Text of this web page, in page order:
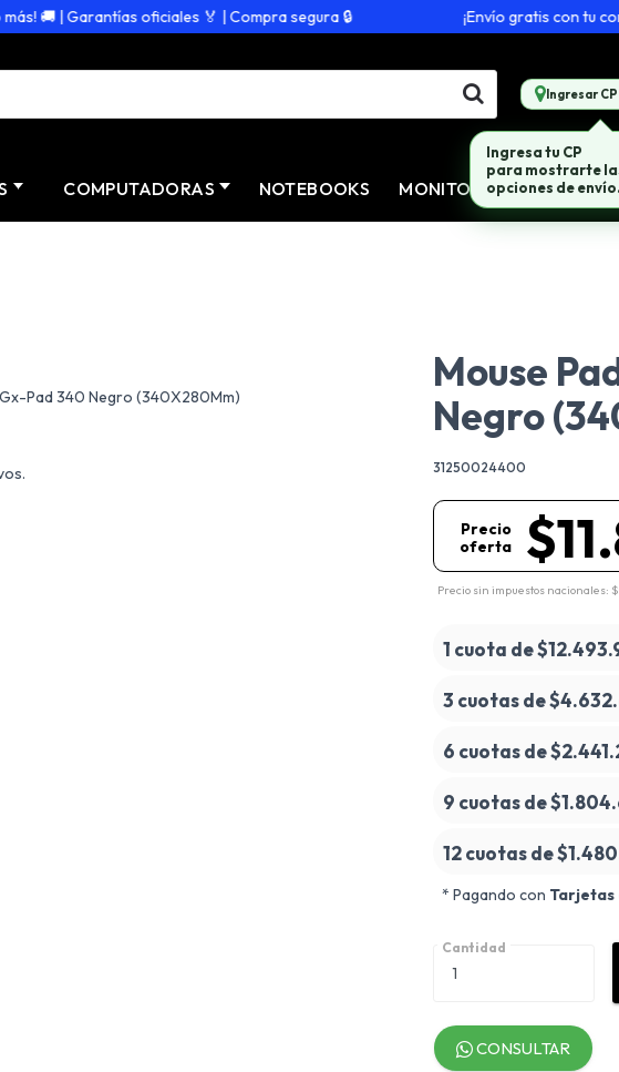
| Garantías oficiales 🏅 | Compra segura 🔒 ¡Envío gratis con tu
Ingresar
COMPUTADORAS NOTEBOOKS MONITORES
Mouse
Negro
31250024400
Precio
oferta
Precio sin impuestos nacionales:
1 cuota de
3 cuotas de
6 cuotas de
9 cuotas de
12 cuotas de
* Pagando con
Cantidad
CONSULTAR
Ingresa tu CP
para mostrarte
opciones de envío.